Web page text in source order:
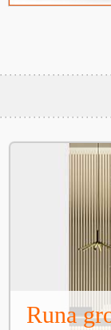
Runa